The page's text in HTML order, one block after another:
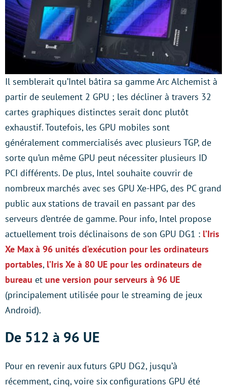
Il semblerait qu’Intel bâtira sa gamme Arc Alchemist à
partir de seulement 2 GPU ; les décliner à travers 32
cartes graphiques distinctes serait donc plutôt
exhaustif. Toutefois, les GPU mobiles sont
généralement commercialisés avec plusieurs TGP, de
sorte qu’un même GPU peut nécessiter plusieurs ID
PCI différents. De plus, Intel souhaite couvrir de
nombreux marchés avec ses GPU Xe-HPG, des PC grand
public aux stations de travail en passant par des
serveurs d’entrée de gamme. Pour info, Intel propose
actuellement trois déclinaisons de son GPU DG1 : l’Iris
Xe Max à 96 unités d’exécution pour les ordinateurs
portables, l’Iris Xe à 80 UE pour les ordinateurs de
bureau et une version pour serveurs à 96 UE
(principalement utilisée pour le streaming de jeux
Android).
De 512 à 96 UE
Pour en revenir aux futurs GPU DG2, jusqu’à
récemment, cinq, voire six configurations GPU été